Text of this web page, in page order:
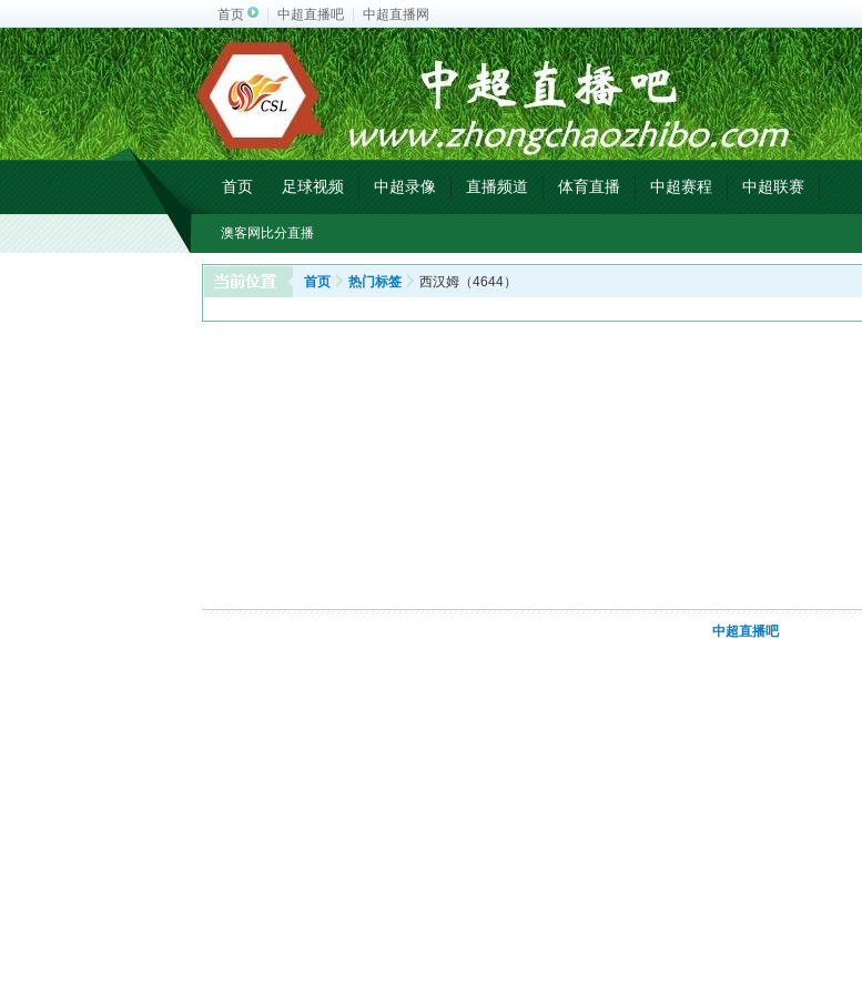
首页 中超直播吧 中超直播网
首页 足球视频 中超录像 直播频道 体育直播 中超赛程 中超联赛
澳客网比分直播
首页 热门标签 西汉姆（4644）
中超直播吧